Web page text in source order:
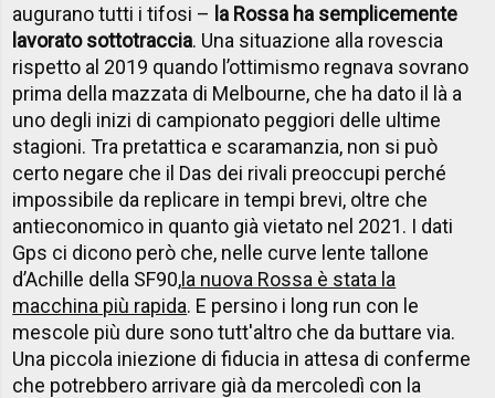
augurano tutti i tifosi – la Rossa ha semplicemente
lavorato sottotraccia. Una situazione alla rovescia
rispetto al 2019 quando l’ottimismo regnava sovrano
prima della mazzata di Melbourne, che ha dato il là a
uno degli inizi di campionato peggiori delle ultime
stagioni. Tra pretattica e scaramanzia, non si può
certo negare che il Das dei rivali preoccupi perché
impossibile da replicare in tempi brevi, oltre che
antieconomico in quanto già vietato nel 2021. I dati
Gps ci dicono però che, nelle curve lente tallone
d’Achille della SF90,la nuova Rossa è stata la
macchina più rapida. E persino i long run con le
mescole più dure sono tutt'altro che da buttare via.
Una piccola iniezione di fiducia in attesa di conferme
che potrebbero arrivare già da mercoledì con la